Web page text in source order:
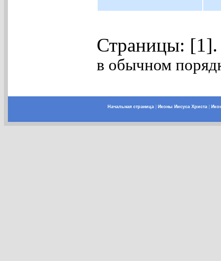
Страницы:
в обычном
Начальная страница| Иконы Иисуса Христа|